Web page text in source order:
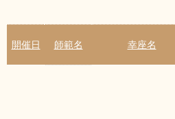
開催日 師範名 幸座名